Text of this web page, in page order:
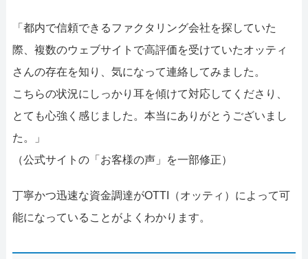
「都内で信頼できるファクタリング会社を探していた
際、複数のウェブサイトで高評価を受けていたオッティ
さんの存在を知り、気になって連絡してみました。
こちらの状況にしっかり耳を傾けて対応してくださり、
とても心強く感じました。本当にありがとうございまし
た。」
（公式サイトの「お客様の声」を一部修正）
丁寧かつ迅速な資金調達がOTTI（オッティ）によって可
能になっていることがよくわかります。